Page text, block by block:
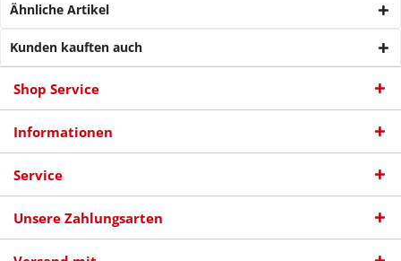
Ähnliche Artikel
Kunden kauften auch
Shop Service
Informationen
Service
Unsere Zahlungsarten